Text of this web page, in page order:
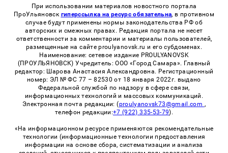
При использовании материалов новостного портала
ПроУльяновск гиперссылка на ресурс обязательна, в противном
случае будут применены нормы законодательства РФ об
авторских и смежных правах. Редакция портала не несет
ответственности за комментарии и материалы пользователей,
размещенные на сайте proulyanovsk.ru и его субдоменах.
Наименование: сетевое издание PROULYANOVSK
(ПРОУЛЬЯНОВСК) Учредитель: ООО «Город Самара». Главный
редактор: Шарова Анастасия Александровна. Регистрационный
номер: ЭЛ № ФС 77 – 82530 от 18 января 2022г. выдано
Федеральной службой по надзору в сфере связи,
информационных технологий и массовых коммуникаций.
Электронная почта редакции: (proulyanovsk73@gmail.com ,
телефон редакции:+7 (922) 335-53-79).
«На информационном ресурсе применяются рекомендательные
технологии (информационные технологии предоставления
информации на основе сбора, систематизации и анализа